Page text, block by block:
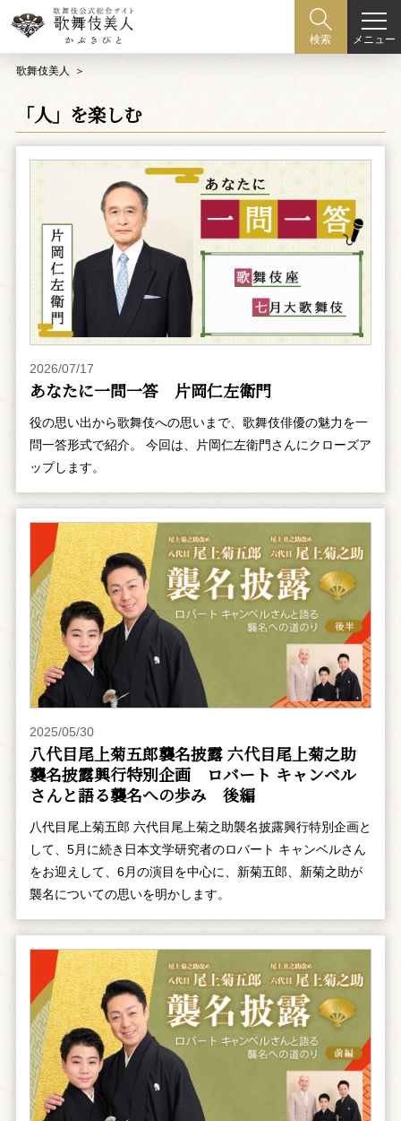
検索 メニュー
歌舞伎美人
「人」を楽しむ
2026/07/17
あなたに一問一答 片岡仁左衛門
役の思い出から歌舞伎への思いまで、歌舞伎俳優の魅力を一
問一答形式で紹介。 今回は、片岡仁左衛門さんにクローズア
ップします。
2025/05/30
八代目尾上菊五郎襲名披露 六代目尾上菊之助
襲名披露興行特別企画 ――ロバート キャンベル
さんと語る襲名への歩み 後編
八代目尾上菊五郎 六代目尾上菊之助襲名披露興行特別企画と
して、5月に続き日本文学研究者のロバート キャンベルさん
をお迎えして、6月の演目を中心に、新菊五郎、新菊之助が
襲名についての思いを明かします。